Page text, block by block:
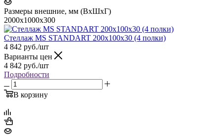
Размеры внешние, мм (ВхШхГ)
2000x1000x300
Стеллаж MS STANDART 200х100х30 (4 полки)
4 842 руб./шт
Варианты цен
4 842 руб./шт
Подробности
В корзину